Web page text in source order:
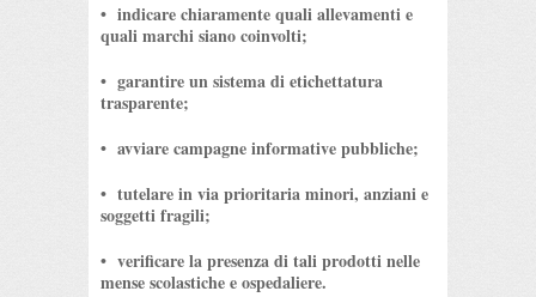
•⁠ ⁠indicare chiaramente quali allevamenti e
quali marchi siano coinvolti;
•⁠ ⁠garantire un sistema di etichettatura
trasparente;
•⁠ ⁠avviare campagne informative pubbliche;
•⁠ ⁠tutelare in via prioritaria minori, anziani e
soggetti fragili;
•⁠ ⁠verificare la presenza di tali prodotti nelle
mense scolastiche e ospedaliere.